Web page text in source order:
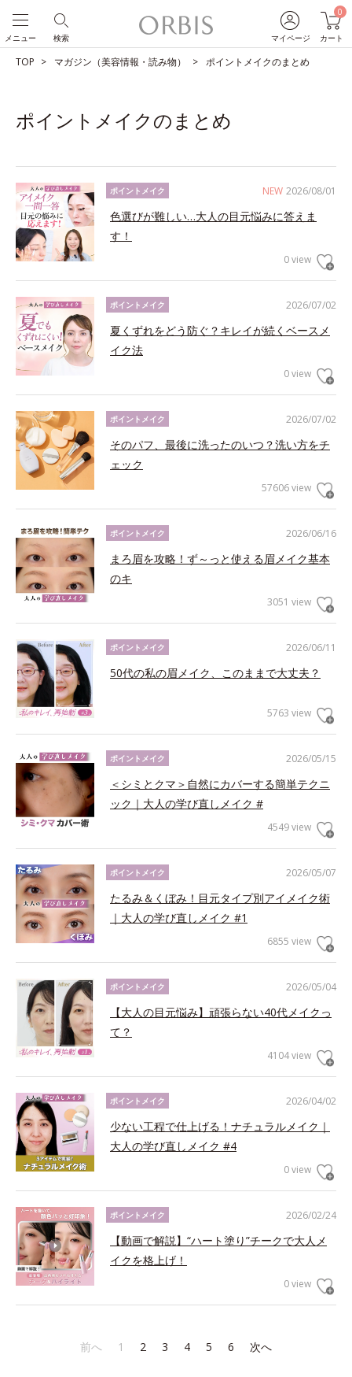
マイページ
0
カート
検索
メニュー
TOP マガジン（美容情報・読み物） ポイントメイクのまとめ
ポイントメイクのまとめ
NEW 2026/08/01
ポイントメイク
色選びが難しい…大人の目元悩みに答えま
す！
0 view
2026/07/02
ポイントメイク
夏くずれをどう防ぐ？キレイが続くベースメ
イク法
0 view
2026/07/02
ポイントメイク
そのパフ、最後に洗ったのいつ？洗い方をチ
ェック
57606 view
2026/06/16
ポイントメイク
まろ眉を攻略！ず～っと使える眉メイク基本
のキ
3051 view
2026/06/11
ポイントメイク
50代の私の眉メイク、このままで大丈夫？
5763 view
2026/05/15
ポイントメイク
＜シミとクマ＞自然にカバーする簡単テクニ
ック｜大人の学び直しメイク #
4549 view
2026/05/07
ポイントメイク
たるみ＆くぼみ！目元タイプ別アイメイク術
｜大人の学び直しメイク #1
6855 view
2026/05/04
ポイントメイク
【大人の目元悩み】頑張らない40代メイクっ
て？
4104 view
2026/04/02
ポイントメイク
少ない工程で仕上げる！ナチュラルメイク｜
大人の学び直しメイク #4
0 view
2026/02/24
ポイントメイク
【動画で解説】“ハート塗り”チークで大人メ
イクを格上げ！
0 view
前へ 1 2 3 4 5 6 次へ